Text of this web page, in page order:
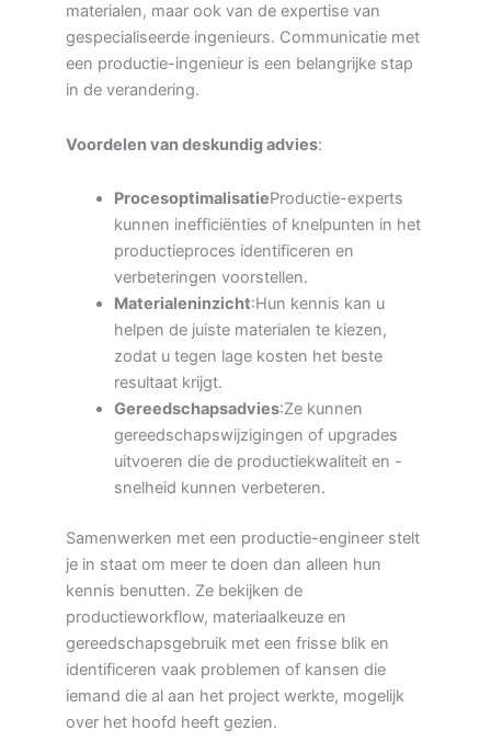
materialen, maar ook van de expertise van
gespecialiseerde ingenieurs. Communicatie met
een productie-ingenieur is een belangrijke stap
in de verandering.
Voordelen van deskundig advies:
ProcesoptimalisatieProductie-experts
kunnen inefficiënties of knelpunten in het
productieproces identificeren en
verbeteringen voorstellen.
Materialeninzicht:Hun kennis kan u
helpen de juiste materialen te kiezen,
zodat u tegen lage kosten het beste
resultaat krijgt.
Gereedschapsadvies:Ze kunnen
gereedschapswijzigingen of upgrades
uitvoeren die de productiekwaliteit en -
snelheid kunnen verbeteren.
Samenwerken met een productie-engineer stelt
je in staat om meer te doen dan alleen hun
kennis benutten. Ze bekijken de
productieworkflow, materiaalkeuze en
gereedschapsgebruik met een frisse blik en
identificeren vaak problemen of kansen die
iemand die al aan het project werkte, mogelijk
over het hoofd heeft gezien.